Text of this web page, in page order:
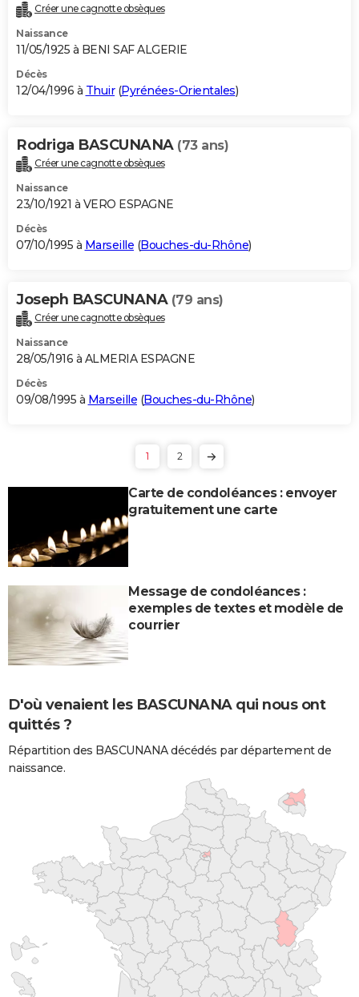
Créer une cagnotte obsèques
Naissance
11/05/1925 à BENI SAF ALGERIE
Décès
12/04/1996 à Thuir(Pyrénées-Orientales)
Rodriga BASCUNANA (73 ans)
Créer une cagnotte obsèques
Naissance
23/10/1921 à VERO ESPAGNE
Décès
07/10/1995 à Marseille (Bouches-du-Rhône)
Joseph BASCUNANA (79 ans)
Créer une cagnotte obsèques
Naissance
28/05/1916 à ALMERIA ESPAGNE
Décès
09/08/1995 à Marseille (Bouches-du-Rhône)
1 2
Carte de condoléances : envoyer
gratuitement une carte
Message de condoléances :
exemples de textes et modèle de
courrier
D'où venaient les BASCUNANA qui nous ont
quittés ?
Répartition des BASCUNANA décédés par département de
naissance.